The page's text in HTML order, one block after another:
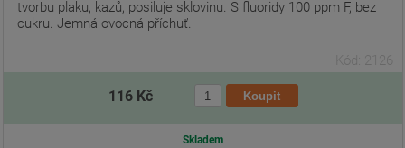
tvorbu plaku, kazů, posiluje sklovinu. S fluoridy 100 ppm F, bez
cukru. Jemná ovocná příchuť.
Kód: 2126
116 Kč
Skladem